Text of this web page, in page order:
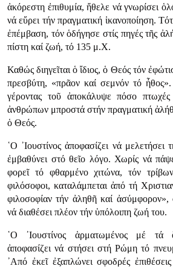
ἀκόρεστη ἐπιθυμία, ἤθελε νά γνωρίσει
νά εὕρει τήν πραγματική ἱκανοποίηση.
ἐπέμβαση, τόν ὁδήγησε στίς πηγές τῆς
πίστη καί ζωή, τό 135 μ.Χ.
Καθώς διηγεῖται ὁ ἴδιος, ὁ Θεός τόν
πρεσβύτη, «πρᾶον καί σεμνόν τό
γέροντας τοῦ ἀποκάλυψε πόσο
ἀνθρώπων μπροστά στήν πραγματική
ὁ Θεός.
῾Ο ᾿Ιουστίνος ἀποφασίζει νά
ἐμβαθύνει στό θεῖο λόγο. Χωρίς νά
φορεῖ τό φθαρμένο χιτώνα, τόν
φιλόσοφοι, καταλάμπεται ἀπό τή
φιλοσοφίαν τήν ἀληθῆ καί ἀσύμφορον»,
νά διαθέσει πλέον τήν ὑπόλοιπη ζωή του.
῾Ο ᾿Ιουστίνος ἁρματωμένος μέ τά
ἀποφασίζει νά στήσει στή Ρώμη τό
᾿Από ἐκεῖ ἐξαπλώνει σφοδρές